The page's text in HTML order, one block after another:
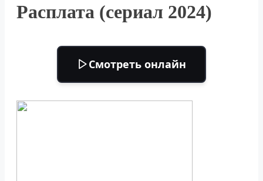
Расплата (сериал 2024)
Смотреть онлайн